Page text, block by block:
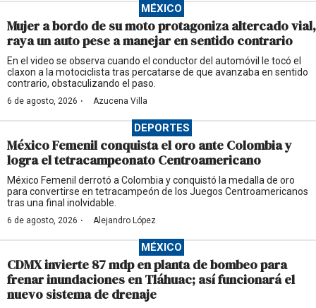
MÉXICO
Mujer a bordo de su moto protagoniza altercado vial,
raya un auto pese a manejar en sentido contrario
En el video se observa cuando el conductor del automóvil le tocó el
claxon a la motociclista tras percatarse de que avanzaba en sentido
contrario, obstaculizando el paso.
6 de agosto, 2026 · Azucena Villa
DEPORTES
México Femenil conquista el oro ante Colombia y
logra el tetracampeonato Centroamericano
México Femenil derrotó a Colombia y conquistó la medalla de oro
para convertirse en tetracampeón de los Juegos Centroamericanos
tras una final inolvidable.
6 de agosto, 2026 · Alejandro López
MÉXICO
CDMX invierte 87 mdp en planta de bombeo para
frenar inundaciones en Tláhuac; así funcionará el
nuevo sistema de drenaje